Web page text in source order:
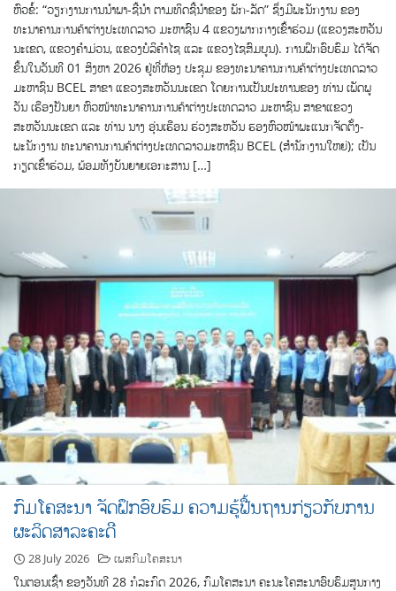
ຫົວຂໍ້: “ວຽກງານການນໍາພາ-ຊີ້ນໍາ ຕາມທິດຊີ້ນໍາຂອງ ພັກ-ລັດ” ຊຶ່ງມີພະນັກງານ ຂອງ
ທະນາຄານການຄ້າຕ່າງປະເທດລາວ ມະຫາຊົນ 4 ແຂວງພາກກາງເຂົ້າຮ່ວມ (ແຂວງສະຫວັນ
ນະເຂດ, ແຂວງຄຳມ່ວນ, ແຂວງບໍລິຄຳໄຊ ແລະ ແຂວງໄຊສົມບູນ). ການຝຶກອົບຮົມ ໄດ້ຈັດ
ຂຶ້ນໃນວັນທີ 01 ສິງຫາ 2026 ຢູ່ທີ່ຫ້ອງ ປະຊຸມ ຂອງທະນາຄານການຄ້າຕ່າງປະເທດລາວ
ມະຫາຊົນ BCEL ສາຂາ ແຂວງສະຫວັນນະເຂດ ໂດຍການເປັນປະທານຂອງ ທ່ານ ເພັດພູ
ວັນ ເຮືອງປັນຍາ ຫົວໜ້າທະນາຄານການຄ້າຕ່າງປະເທດລາວ ມະຫາຊົນ ສາຂາແຂວງ
ສະຫວັນນະເຂດ ແລະ ທ່ານ ນາງ ອຸ່ນເຮືອນ ຮ່ວງສະຫວັນ ຮອງຫົວໜ້າພະແນກຈັດຕັ້ງ-
ພະນັກງານ ທະນາຄານການຄ້າຕ່າງປະເທດລາວມະຫາຊົນ BCEL (ສໍານັກງານໃຫຍ່); ເປັນ
ກຽດເຂົ້າຮ່ວມ, ພ້ອມທັງບັນຍາຍເອກະສານ […]
ກົມໂຄສະນາ ຈັດຝຶກອົບຮົມ ຄວາມຮູ້ຟື້ນຖານກ່ຽວກັບການ
ຜະລິດສາລະຄະດີ
28 July 2026 ເພສກົມໂຄສະນາ
ໃນຕອນເຊົ້າ ຂອງວັນທີ 28 ກໍລະກົດ 2026, ກົມໂຄສະນາ ຄະນະໂຄສະນາອົບຮົມສູນກາງ